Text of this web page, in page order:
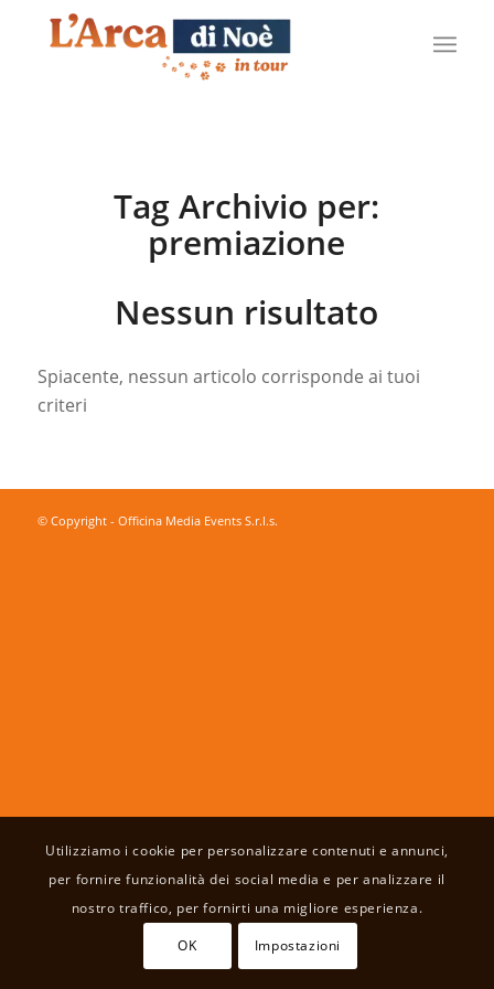
Tag Archivio per:
premiazione
Nessun risultato
Spiacente, nessun articolo corrisponde ai tuoi
criteri
© Copyright - Officina Media Events S.r.l.s.
Utilizziamo i cookie per personalizzare contenuti e annunci,
per fornire funzionalità dei social media e per analizzare il
nostro traffico, per fornirti una migliore esperienza.
OK Impostazioni